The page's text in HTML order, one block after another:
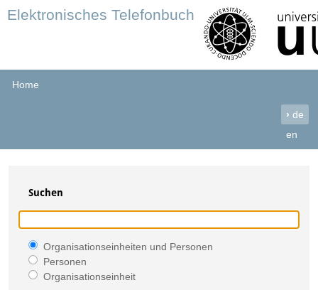
Elektronisches Telefonbuch
Home
› de
en
Suchen
Organisationseinheiten und Personen
Personen
Organisationseinheit